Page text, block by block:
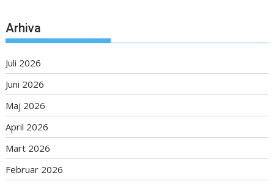
Arhiva
Juli 2026
Juni 2026
Maj 2026
April 2026
Mart 2026
Februar 2026